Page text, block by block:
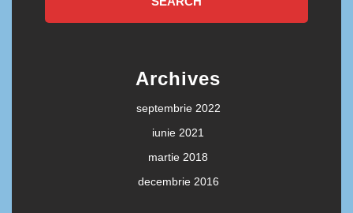
Archives
septembrie 2022
iunie 2021
martie 2018
decembrie 2016